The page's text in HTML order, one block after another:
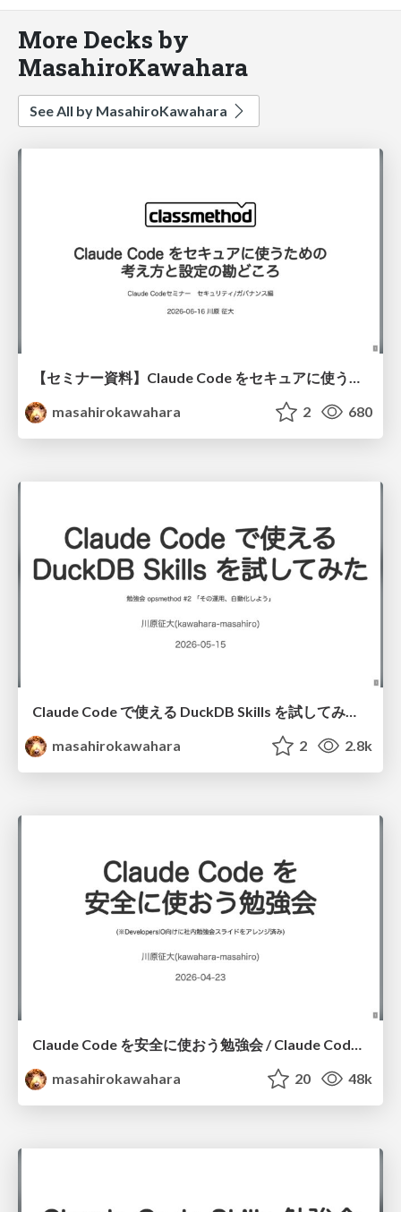
More Decks by
MasahiroKawahara
See All by MasahiroKawahara
【セミナー資料】Claude Code をセキュアに使うための考え方と設定の勘どころ / Claude Code Webinar 20260616
masahirokawahara
2 680
masahirokawahara
2 2.8k
Claude Code を安全に使おう勉強会 / Claude Code Security Basics
masahirokawahara
20 48k